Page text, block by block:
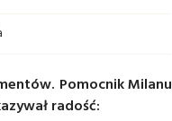
Pomocnik Milanu
radość: